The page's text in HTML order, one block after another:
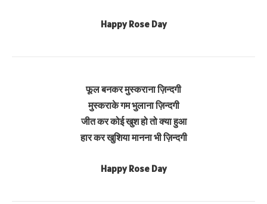
Happy Rose Day
फूल बनकर मुस्कराना ज़िन्दगी
मुस्कराके गम भुलाना ज़िन्दगी
जीत कर कोई खुश हो तो क्या हुआ
हार कर खुशिया मानना भी ज़िन्दगी
Happy Rose Day